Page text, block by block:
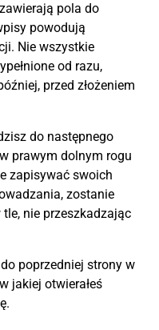
zawierają pola do
powodują
Nie wszystkie
od razu,
przed złożeniem
do następnego
prawym dolnym rogu
zapisywać swoich
zostanie
nie przeszkadzając
poprzedniej strony w
jakiej otwierałeś